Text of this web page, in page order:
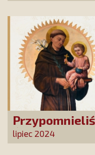
Świętego
lipiec 2024